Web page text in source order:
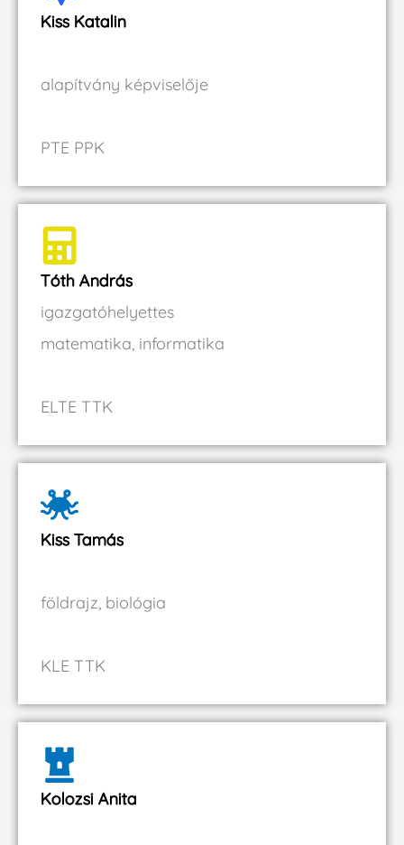
Kiss Katalin
alapítvány képviselője
PTE PPK
Tóth András
igazgatóhelyettes
matematika, informatika
ELTE TTK
Kiss Tamás
földrajz, biológia
KLE TTK
Kolozsi Anita